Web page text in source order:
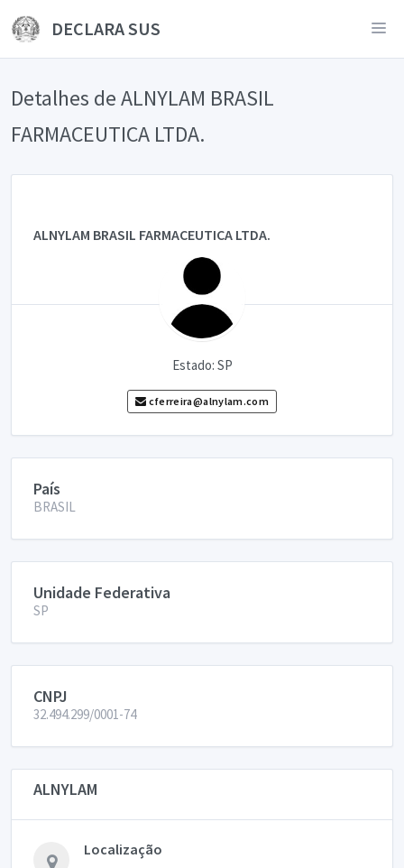
DECLARA SUS
Detalhes de ALNYLAM BRASIL
FARMACEUTICA LTDA.
ALNYLAM BRASIL FARMACEUTICA LTDA.
Estado: SP
cferreira@alnylam.com
País
BRASIL
Unidade Federativa
SP
CNPJ
32.494.299/0001-74
ALNYLAM
Localização